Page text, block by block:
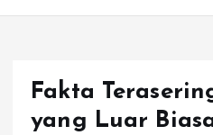
Fakta
yang Luar